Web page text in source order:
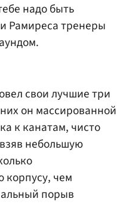
надо быть
Рамиреса тренеры
свои лучшие три
он массированной
к канатам, чисто
небольшую
корпусу, чем
порыв